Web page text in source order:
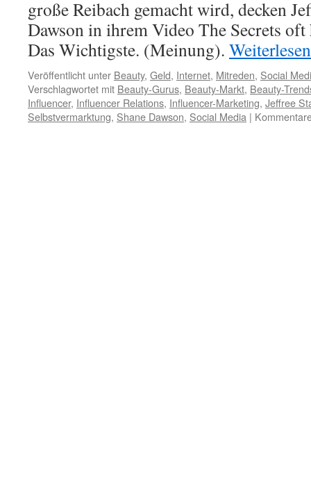
große Reibach gemacht wird, decken
Dawson in ihrem Video The Secrets
Das Wichtigste. (Meinung).
Veröffentlicht unter Beauty, Geld, Internet, Mitreden, Social
Verschlagwortet mit Beauty-Gurus, Beauty-Markt, Beauty-
Influencer, Influencer Relations, Influencer-Marketing, Jeffree
Selbstvermarktung, Shane Dawson, Social Media |